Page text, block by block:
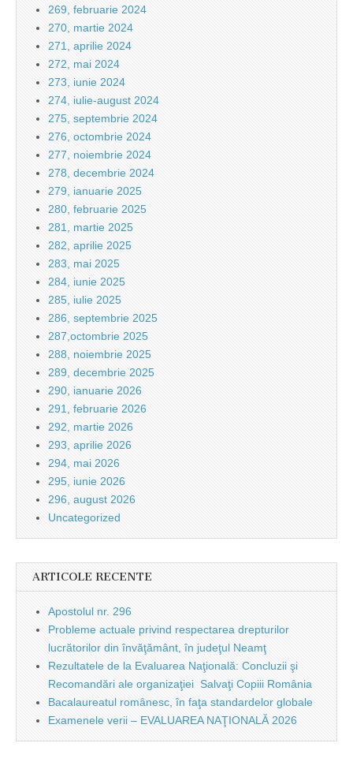
269, februarie 2024
270, martie 2024
271, aprilie 2024
272, mai 2024
273, iunie 2024
274, iulie-august 2024
275, septembrie 2024
276, octombrie 2024
277, noiembrie 2024
278, decembrie 2024
279, ianuarie 2025
280, februarie 2025
281, martie 2025
282, aprilie 2025
283, mai 2025
284, iunie 2025
285, iulie 2025
286, septembrie 2025
287,octombrie 2025
288, noiembrie 2025
289, decembrie 2025
290, ianuarie 2026
291, februarie 2026
292, martie 2026
293, aprilie 2026
294, mai 2026
295, iunie 2026
296, august 2026
Uncategorized
ARTICOLE RECENTE
Apostolul nr. 296
Probleme actuale privind respectarea drepturilor
lucrătorilor din învăţământ, în judeţul Neamţ
Rezultatele de la Evaluarea Naţională: Concluzii şi
Recomandări ale organizaţiei Salvaţi Copiii România
Bacalaureatul românesc, în faţa standardelor globale
Examenele verii – EVALUAREA NAŢIONALĂ 2026